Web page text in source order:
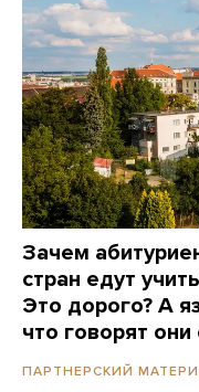
Зачем
стран едут
Это дорого? А
что говорят они
ПАРТНЕРСКИЙ